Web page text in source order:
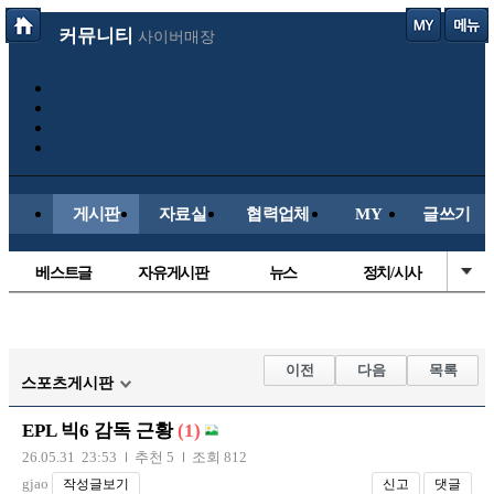
커뮤니티 사이버매장
게시판 자료실 협력업체 MY 글쓰기
베스트글 자유게시판 뉴스 정치/시사
해외축구
국내축구
스포츠게시판
이전 다음 목록
EPL 빅6 감독 근황 (1)
26.05.31 23:53 추천 5
조회 812
gjao
작성글보기 신고 댓글